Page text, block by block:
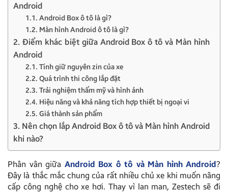
Android
1.1. Android Box ô tô là gì?
1.2. Màn hình Android ô tô là gì?
2. Điểm khác biệt giữa Android Box ô tô và Màn hình
Android
2.1. Tính giữ nguyên zin của xe
2.2. Quá trình thi công lắp đặt
2.3. Trải nghiệm thẩm mỹ và hình ảnh
2.4. Hiệu năng và khả năng tích hợp thiết bị ngoại vi
2.5. Giá thành sản phẩm
3. Nên chọn lắp Android Box ô tô và Màn hình Android
khi nào?
Phân vân giữa Android Box ô tô và Màn hình Android?
Đây là thắc mắc chung của rất nhiều chủ xe khi muốn nâng
cấp công nghệ cho xe hơi. Thay vì lan man, Zestech sẽ đi